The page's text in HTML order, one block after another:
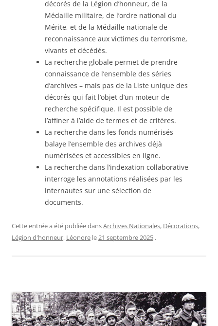
décorés de la Légion d’honneur, de la
Médaille militaire, de l’ordre national du
Mérite, et de la Médaille nationale de
reconnaissance aux victimes du terrorisme,
vivants et décédés.
La recherche globale permet de prendre
connaissance de l’ensemble des séries
d’archives – mais pas de la Liste unique des
décorés qui fait l’objet d’un moteur de
recherche spécifique. Il est possible de
l’affiner à l’aide de termes et de critères.
La recherche dans les fonds numérisés
balaye l’ensemble des archives déjà
numérisées et accessibles en ligne.
La recherche dans l’indexation collaborative
interroge les annotations réalisées par les
internautes sur une sélection de
documents.
Cette entrée a été publiée dansArchives Nationales, Décorations,
Légion d'honneur, Léonore le21 septembre 2025 .